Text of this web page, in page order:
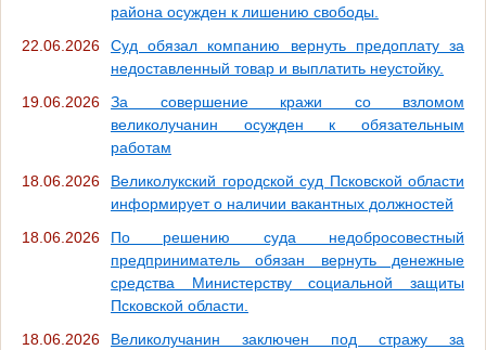
района осужден к лишению свободы.
22.06.2026
Суд обязал компанию вернуть предоплату за
недоставленный товар и выплатить неустойку.
19.06.2026
За совершение кражи со взломом
великолучанин осужден к обязательным
работам
18.06.2026
Великолукский городской суд Псковской области
информирует о наличии вакантных должностей
18.06.2026
По решению суда недобросовестный
предприниматель обязан вернуть денежные
средства Министерству социальной защиты
Псковской области.
18.06.2026
Великолучанин заключен под стражу за